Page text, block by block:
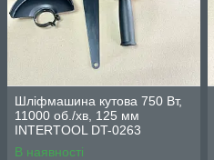
Шліфмашина кутова 750 Вт,
11000 об./хв, 125 мм
INTERTOOL DT-0263
В наявності